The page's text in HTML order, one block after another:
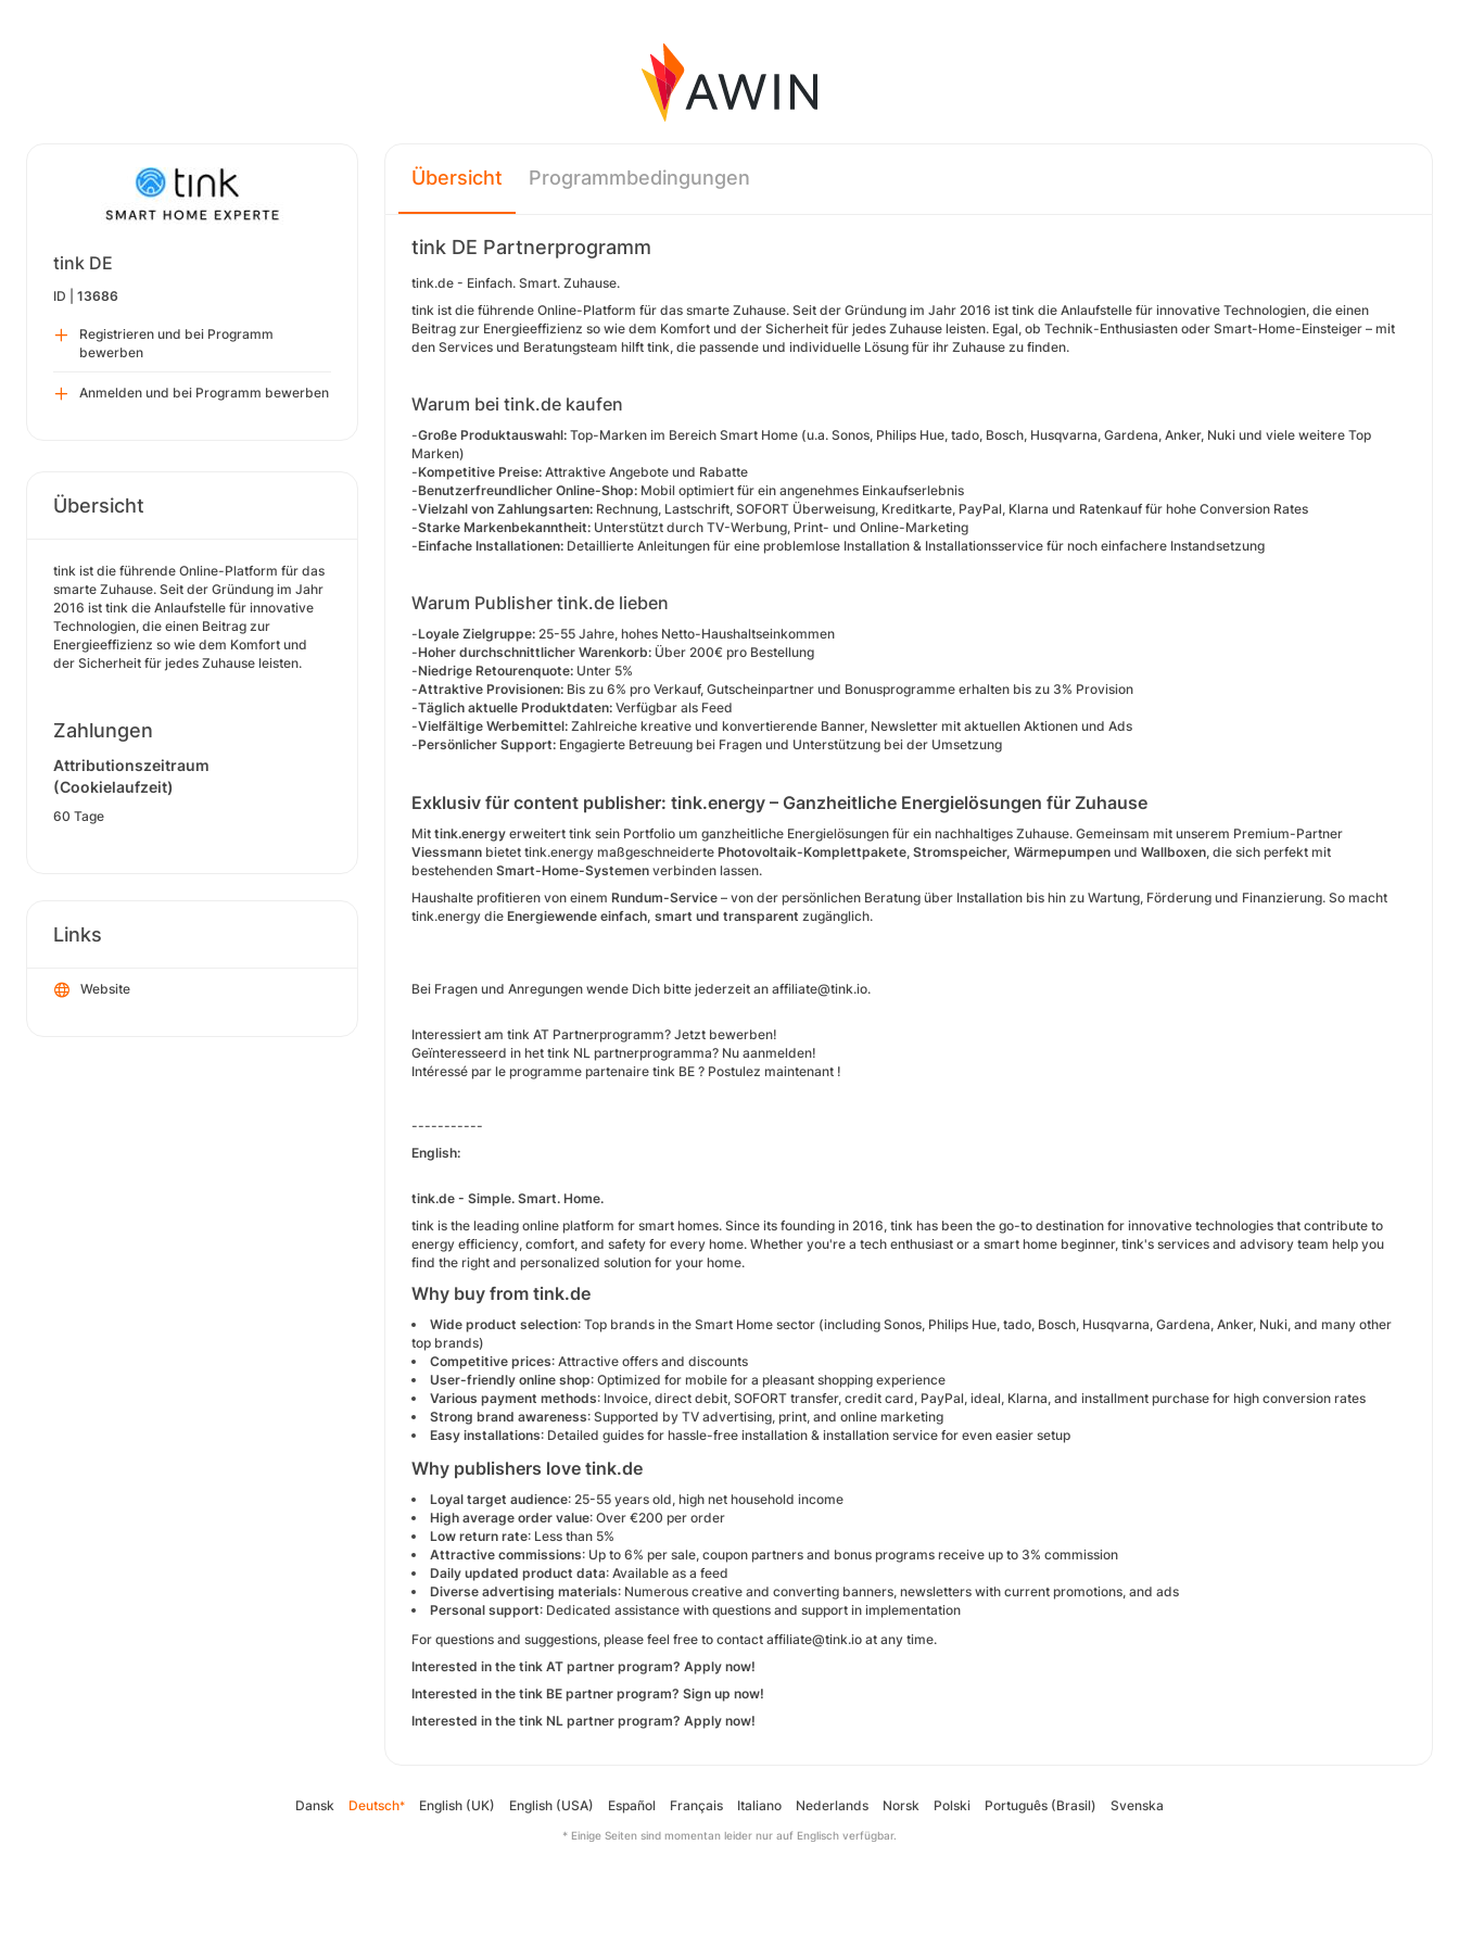
tink DE
ID | 13686
Registrieren und bei Programm
bewerben
Anmelden und bei Programm bewerben
Übersicht
tink ist die führende Online-Platform für das
smarte Zuhause. Seit der Gründung im Jahr
2016 ist tink die Anlaufstelle für innovative
Technologien, die einen Beitrag zur
Energieeffizienz so wie dem Komfort und
der Sicherheit für jedes Zuhause leisten.
Zahlungen
Attributionszeitraum
(Cookielaufzeit)
60 Tage
Links
Website
Übersicht Programmbedingungen
tink DE Partnerprogramm
tink.de - Einfach. Smart. Zuhause.
tink ist die führende Online-Platform für das smarte Zuhause. Seit der Gründung im Jahr 2016 ist tink die Anlaufstelle für innovative Technologien, die einen
Beitrag zur Energieeffizienz so wie dem Komfort und der Sicherheit für jedes Zuhause leisten. Egal, ob Technik-Enthusiasten oder Smart-Home-Einsteiger – mit
den Services und Beratungsteam hilft tink, die passende und individuelle Lösung für ihr Zuhause zu finden.
Warum bei tink.de kaufen
-Große Produktauswahl: Top-Marken im Bereich Smart Home (u.a. Sonos, Philips Hue, tado, Bosch, Husqvarna, Gardena, Anker, Nuki und viele weitere Top
Marken)
-Kompetitive Preise: Attraktive Angebote und Rabatte
-Benutzerfreundlicher Online-Shop: Mobil optimiert für ein angenehmes Einkaufserlebnis
-Vielzahl von Zahlungsarten: Rechnung, Lastschrift, SOFORT Überweisung, Kreditkarte, PayPal, Klarna und Ratenkauf für hohe Conversion Rates
-Starke Markenbekanntheit: Unterstützt durch TV-Werbung, Print- und Online-Marketing
-Einfache Installationen: Detaillierte Anleitungen für eine problemlose Installation & Installationsservice für noch einfachere Instandsetzung
Warum Publisher tink.de lieben
-Loyale Zielgruppe: 25-55 Jahre, hohes Netto-Haushaltseinkommen
-Hoher durchschnittlicher Warenkorb: Über 200€ pro Bestellung
-Niedrige Retourenquote: Unter 5%
-Attraktive Provisionen: Bis zu 6% pro Verkauf, Gutscheinpartner und Bonusprogramme erhalten bis zu 3% Provision
-Täglich aktuelle Produktdaten: Verfügbar als Feed
-Vielfältige Werbemittel: Zahlreiche kreative und konvertierende Banner, Newsletter mit aktuellen Aktionen und Ads
-Persönlicher Support: Engagierte Betreuung bei Fragen und Unterstützung bei der Umsetzung
Exklusiv für content publisher: tink.energy – Ganzheitliche Energielösungen für Zuhause
Mit tink.energy erweitert tink sein Portfolio um ganzheitliche Energielösungen für ein nachhaltiges Zuhause. Gemeinsam mit unserem Premium-Partner
Viessmann bietet tink.energy maßgeschneiderte Photovoltaik-Komplettpakete, Stromspeicher, Wärmepumpen und Wallboxen, die sich perfekt mit
bestehenden Smart-Home-Systemen verbinden lassen.
Haushalte profitieren von einem Rundum-Service – von der persönlichen Beratung über Installation bis hin zu Wartung, Förderung und Finanzierung. So macht
tink.energy die Energiewende einfach, smart und transparent zugänglich.
Bei Fragen und Anregungen wende Dich bitte jederzeit an affiliate@tink.io.
Interessiert am tink AT Partnerprogramm? Jetzt bewerben!
Geïnteresseerd in het tink NL partnerprogramma? Nu aanmelden!
Intéressé par le programme partenaire tink BE ? Postulez maintenant !
-----------
English:
tink.de - Simple. Smart. Home.
tink is the leading online platform for smart homes. Since its founding in 2016, tink has been the go-to destination for innovative technologies that contribute to
energy efficiency, comfort, and safety for every home. Whether you're a tech enthusiast or a smart home beginner, tink's services and advisory team help you
find the right and personalized solution for your home.
Why buy from tink.de
Wide product selection: Top brands in the Smart Home sector (including Sonos, Philips Hue, tado, Bosch, Husqvarna, Gardena, Anker, Nuki, and many other
top brands)
Competitive prices: Attractive offers and discounts
User-friendly online shop: Optimized for mobile for a pleasant shopping experience
Various payment methods: Invoice, direct debit, SOFORT transfer, credit card, PayPal, ideal, Klarna, and installment purchase for high conversion rates
Strong brand awareness: Supported by TV advertising, print, and online marketing
Easy installations: Detailed guides for hassle-free installation & installation service for even easier setup
Why publishers love tink.de
Loyal target audience: 25-55 years old, high net household income
High average order value: Over €200 per order
Low return rate: Less than 5%
Attractive commissions: Up to 6% per sale, coupon partners and bonus programs receive up to 3% commission
Daily updated product data: Available as a feed
Diverse advertising materials: Numerous creative and converting banners, newsletters with current promotions, and ads
Personal support: Dedicated assistance with questions and support in implementation
For questions and suggestions, please feel free to contact affiliate@tink.io at any time.
Interested in the tink AT partner program? Apply now!
Interested in the tink BE partner program? Sign up now!
Interested in the tink NL partner program? Apply now!
Dansk Deutsch* English (UK) English (USA) Español Français Italiano Nederlands Norsk Polski Português (Brasil) Svenska
* Einige Seiten sind momentan leider nur auf Englisch verfügbar.